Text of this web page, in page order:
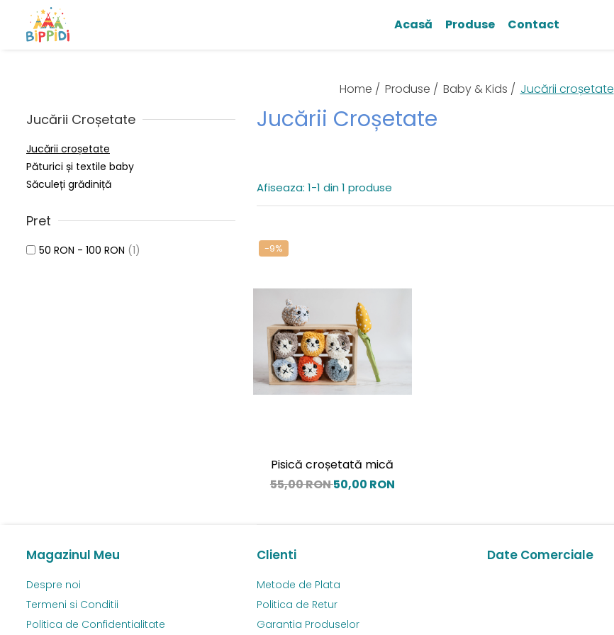
Acasă Produse Contact
Home / Produse / Baby & Kids / Jucării croșetate
Jucării Croșetate
Jucării Croșetate
Jucării croșetate
Păturici și textile baby
Săculeți grădiniță
Pret
50 RON - 100 RON (1)
Afiseaza: 1-1 din 1 produse
-9%
Pisică croșetată mică
55,00 RON50,00 RON
Magazinul Meu
Despre noi
Termeni si Conditii
Politica de Confidentialitate
Clienti
Metode de Plata
Politica de Retur
Garantia Produselor
Date Comerciale